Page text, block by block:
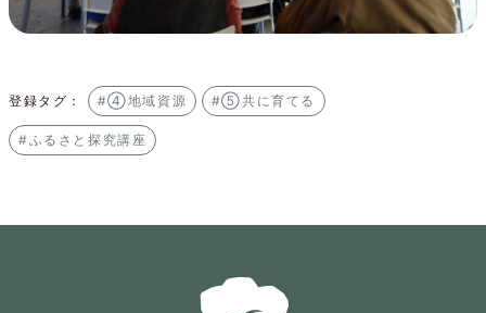
登録タグ： #④地域資源 #⑤共に育てる
#ふるさと探究講座